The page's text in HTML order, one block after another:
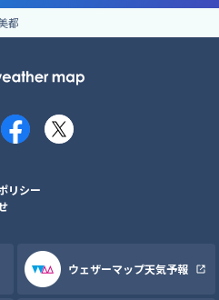
都
Facebook
X
リシー
ウェザーマップ天気予報